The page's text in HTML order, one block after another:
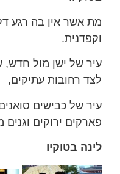
מת אשר אין בה רגע
וקפדנית.
עיר של ישן מול חדש,
לצד רחובות עתיקים,
עיר של כבישים
פארקים ירוקים וגנים
לינה בטוקיו